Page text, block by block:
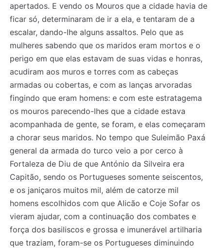
apertados. E vendo os Mouros que a cidade havia de
ficar só, determinaram de ir a ela, e tentaram de a
escalar, dando-lhe alguns assaltos. Pelo que as
mulheres sabendo que os maridos eram mortos e o
perigo em que elas estavam de suas vidas e honras,
acudiram aos muros e torres com as cabeças
armadas ou cobertas, e com as lanças arvoradas
fingindo que eram homens: e com este estratagema
os mouros parecendo-lhes que a cidade estava
acompanhada de gente, se foram, e elas começaram
a chorar seus maridos. No tempo que Suleimão Paxá
general da armada do turco veio a por cerco à
Fortaleza de Diu de que António da Silveira era
Capitão, sendo os Portugueses somente seiscentos,
e os janiçaros muitos mil, além de catorze mil
homens escolhidos com que Alicão e Coje Sofar os
vieram ajudar, com a continuação dos combates e
força dos basiliscos e grossa e imunerável artilharia
que traziam, foram-se os Portugueses diminuindo